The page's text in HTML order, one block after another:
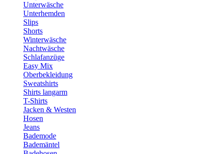
Unterwäsche
Unterhemden
Slips
Shorts
Winterwäsche
Nachtwäsche
Schlafanzüge
Easy Mix
Oberbekleidung
Sweatshirts
Shirts langarm
T-Shirts
Jacken & Westen
Hosen
Jeans
Bademode
Bademäntel